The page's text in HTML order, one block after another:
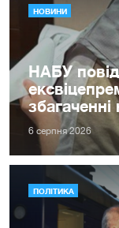
НОВИНИ
НАБУ
6 серпня 2026
ПОЛІТИКА